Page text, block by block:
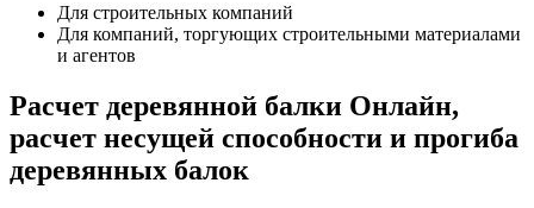
Для строительных компаний
Для компаний, торгующих строительными материалами
и агентов
Расчет деревянной балки Онлайн,
расчет несущей способности и прогиба
деревянных балок